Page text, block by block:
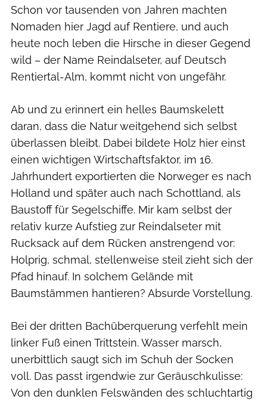
Schon vor tausenden von Jahren machten
Nomaden hier Jagd auf Rentiere, und auch
heute noch leben die Hirsche in dieser Gegend
wild – der Name Reindalseter, auf Deutsch
Rentiertal-Alm, kommt nicht von ungefähr.
Ab und zu erinnert ein helles Baumskelett
daran, dass die Natur weitgehend sich selbst
überlassen bleibt. Dabei bildete Holz hier einst
einen wichtigen Wirtschaftsfaktor, im 16.
Jahrhundert exportierten die Norweger es nach
Holland und später auch nach Schottland, als
Baustoff für Segelschiffe. Mir kam selbst der
relativ kurze Aufstieg zur Reindalseter mit
Rucksack auf dem Rücken anstrengend vor:
Holprig, schmal, stellenweise steil zieht sich der
Pfad hinauf. In solchem Gelände mit
Baumstämmen hantieren? Absurde Vorstellung.
Bei der dritten Bachüberquerung verfehlt mein
linker Fuß einen Trittstein. Wasser marsch,
unerbittlich saugt sich im Schuh der Socken
voll. Das passt irgendwie zur Geräuschkulisse:
Von den dunklen Felswänden des schluchtartig